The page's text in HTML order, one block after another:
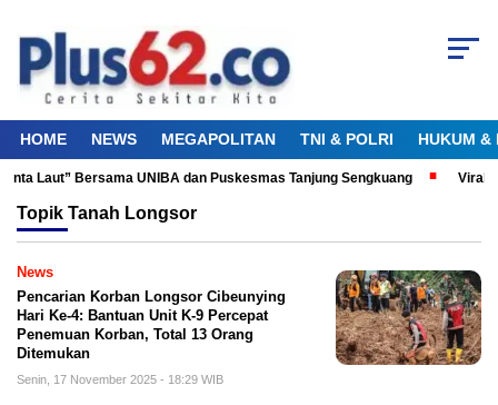
HOME NEWS MEGAPOLITAN TNI & POLRI HUKUM &
Laut” Bersama UNIBA dan Puskesmas Tanjung Sengkuang Viral!
Topik Tanah Longsor
News
Pencarian Korban Longsor Cibeunying
Hari Ke-4: Bantuan Unit K-9 Percepat
Penemuan Korban, Total 13 Orang
Ditemukan
Senin, 17 November 2025 - 18:29 WIB